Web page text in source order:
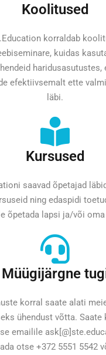
Koolitused
korraldab
kuidas
haridusasutustes,
efektiivsemalt ette
läbi.
Kursused
saavad õpetajad
ning edaspidi
õpetada lapsi ja/või
Müügijärgne
korral saate alati
ühendust võtta. Saate
emailile
otse +372 5551 5542